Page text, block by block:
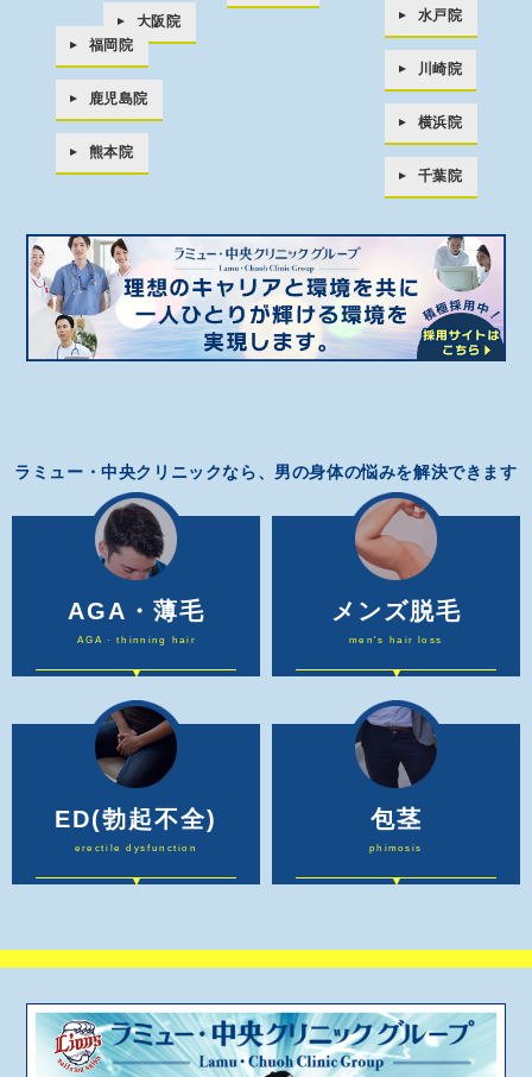
水戸院
川崎院
横浜院
千葉院
大阪院
福岡院
鹿児島院
熊本院
ラミュー・中央クリニックなら、男の身体の悩みを解決できます
AGA・薄毛
AGA · thinning hair
メンズ脱毛
men's hair loss
ED(勃起不全)
erectile dysfunction
包茎
phimosis